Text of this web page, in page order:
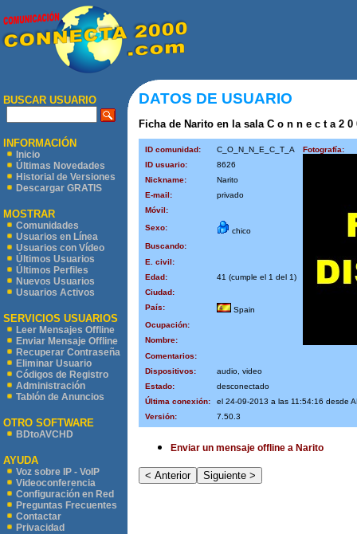
BUSCAR USUARIO
INFORMACIÓN
Inicio
Últimas Novedades
Historial de Versiones
Descargar GRATIS
MOSTRAR
Comunidades
Usuarios en Línea
Usuarios con Vídeo
Últimos Usuarios
Últimos Perfiles
Nuevos Usuarios
Usuarios Activos
SERVICIOS USUARIOS
Leer Mensajes Offline
Enviar Mensaje Offline
Recuperar Contraseña
Eliminar Usuario
Códigos de Registro
Administración
Tablón de Anuncios
OTRO SOFTWARE
BDtoAVCHD
AYUDA
Voz sobre IP - VoIP
Videoconferencia
Configuración en Red
Preguntas Frecuentes
Contactar
Privacidad
DATOS DE USUARIO
Ficha de Narito en la sala C o n n e c t a 2 0
ID comunidad: C_O_N_N_E_C_T_A
Fotografía:
ID usuario:
8626
Nickname:
Narito
E-mail:
privado
Móvil:
Sexo:
chico
Buscando:
E. civil:
Edad:
41 (cumple el 1 del 1)
Ciudad:
País:
Spain
Ocupación:
Nombre:
Comentarios:
Dispositivos:
audio, video
Estado:
desconectado
Última conexión:
el 24-09-2013 a las 11:54:16 desde
Versión:
7.50.3
Enviar un mensaje offline a Narito